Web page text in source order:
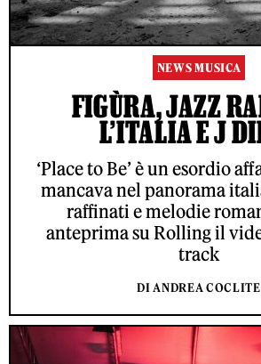
NEWS MUSICA
FIGÙRA, JAZZ
L’ITALIA E J
‘Place to Be’ è un esordio
mancava nel panorama
raffinati e melodie
anteprima su Rolling il
track
DI ANDREA COCLITE